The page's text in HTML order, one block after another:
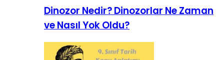
Dinozor Nedir? Dinozorlar Ne Zaman
ve Nasıl Yok Oldu?